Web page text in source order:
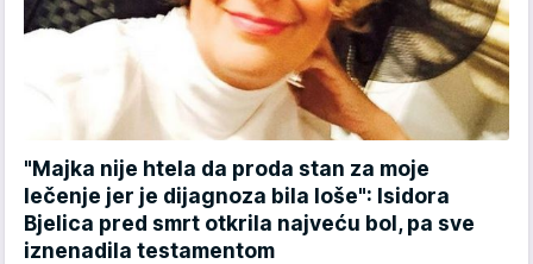
"Majka nije htela da proda stan za moje
lečenje jer je dijagnoza bila loše": Isidora
Bjelica pred smrt otkrila najveću bol, pa sve
iznenadila testamentom